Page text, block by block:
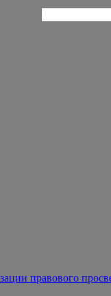
правового